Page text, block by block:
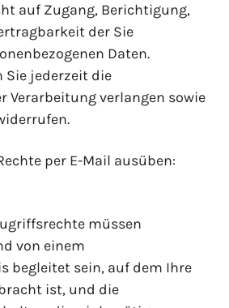
auf Zugang, Berichtigung,
der Sie
Daten.
Sie jederzeit die
Verarbeitung verlangen sowie
per E-Mail ausüben:
müssen
von einem
begleitet sein, auf dem Ihre
ist, und die